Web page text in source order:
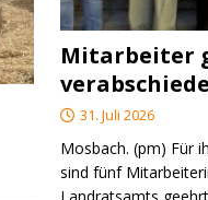
Mitarbeiter
31. Juli 2026
Mosbach. (pm) Für
sind fünf
Landratsamts